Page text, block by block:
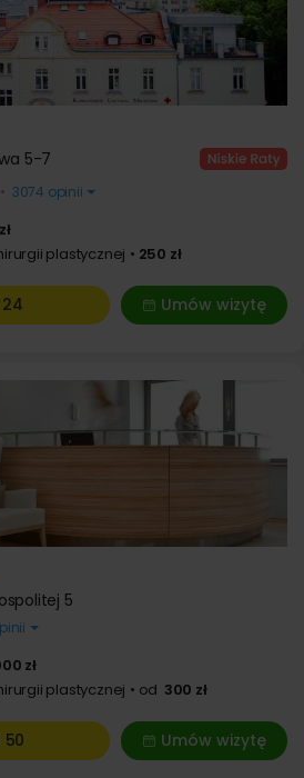
5-7
• 3074 opinii
plastycznej
250 zł
Umów wizytę
5
zł
plastycznej
od 300 zł
Umów wizytę
50